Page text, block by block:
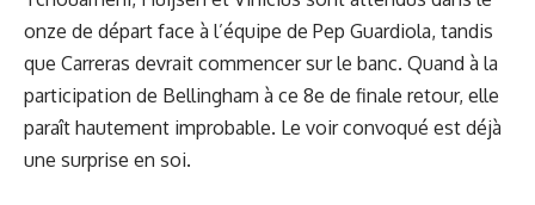
onze de départ face à l’équipe de Pep Guardiola, tandis
que Carreras devrait commencer sur le banc. Quand à la
participation de Bellingham à ce 8e de finale retour, elle
paraît hautement improbable. Le voir convoqué est déjà
une surprise en soi.